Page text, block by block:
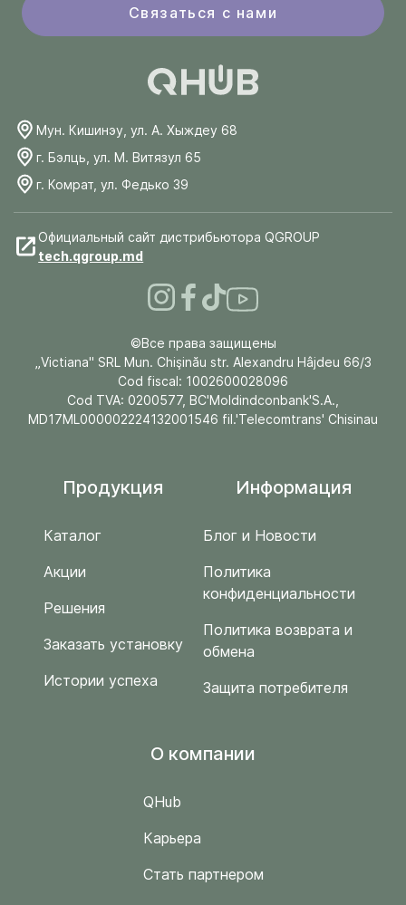
Связаться с нами
Мун. Кишинэу, ул. А. Хыждеу 68
г. Бэлць, ул. М. Витязул 65
г. Комрат, ул. Федько 39
Официальный сайт дистрибьютора QGROUP
tech.qgroup.md
©Все права защищены
„Victiana" SRL Mun. Chişinău str. Alexandru Hâjdeu 66/3
Cod fiscal: 1002600028096
Cod TVA: 0200577, BC'Moldindconbank'S.A.,
MD17ML000002224132001546 fil.'Telecomtrans' Chisinau
Продукция
Каталог
Акции
Решения
Заказать установку
Истории успеха
Информация
Блог и Новости
Политика
конфиденциальности
Политика возврата и
обмена
Защита потребителя
O компании
QHub
Карьера
Стать партнером